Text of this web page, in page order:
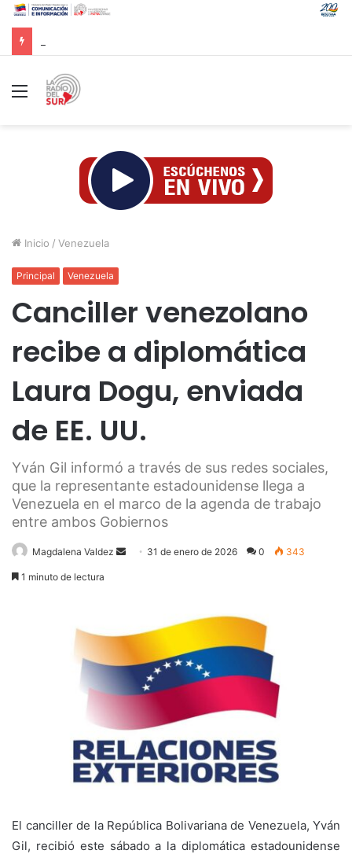
Menú
Inicio / Venezuela
Principal Venezuela
Canciller venezolano
recibe a diplomática
Laura Dogu, enviada
de EE. UU.
Yván Gil informó a través de sus redes sociales,
que la representante estadounidense llega a
Venezuela en el marco de la agenda de trabajo
entre ambos Gobiernos
Magdalena Valdez
Send 31 de enero de 2026 0 343
1 minuto de lectura
El canciller de la República Bolivariana de Venezuela, Yván
Gil, recibió este sábado a la diplomática estadounidense